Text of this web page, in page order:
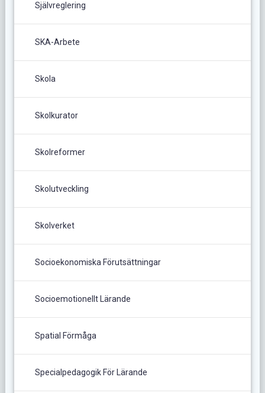
Självreglering
SKA-Arbete
Skola
Skolkurator
Skolreformer
Skolutveckling
Skolverket
Socioekonomiska Förutsättningar
Socioemotionellt Lärande
Spatial Förmåga
Specialpedagogik För Lärande